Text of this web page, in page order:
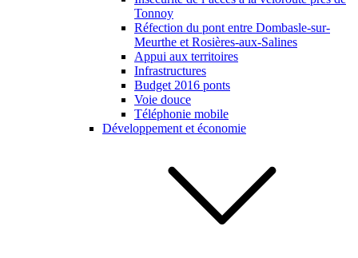
Tonnoy
Réfection du pont entre Dombasle-sur-
Meurthe et Rosières-aux-Salines
Appui aux territoires
Infrastructures
Budget 2016 ponts
Voie douce
Téléphonie mobile
Développement et économie